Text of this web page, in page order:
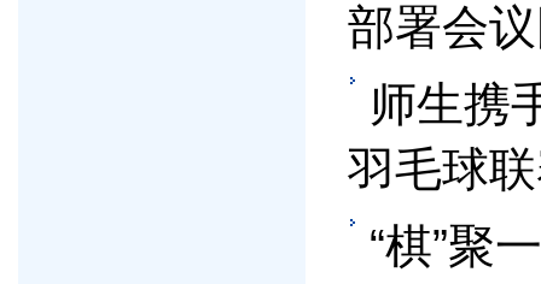
部署会
师生携
羽毛球
“棋”聚